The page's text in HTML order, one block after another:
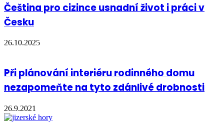
Čeština pro cizince usnadní život i práci v
Česku
26.10.2025
Při plánování interiéru rodinného domu
nezapomeňte na tyto zdánlivé drobnosti
26.9.2021